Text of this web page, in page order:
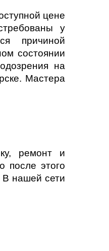
цене
у
причиной
состоянии
на
Мастера
ремонт и
после этого
В нашей сети